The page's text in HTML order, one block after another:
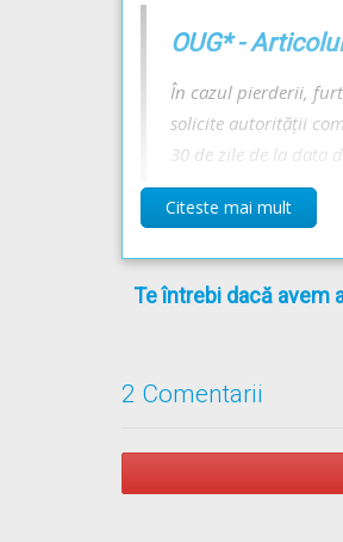
Recomandări:
Obligațiile și interdicțiile
tehnico-administrative
OUG* -
În cazul pierderii,
solicite autorităţii
30 de zile de la data
auto pentru
[...]
Citeste mai mult
Te întrebi dacă avem
2 Comentarii